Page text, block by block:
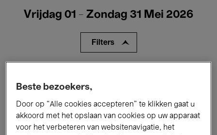
Vrijdag 01 - Zondag 31 Mei 2026
Filters
Performances Lezingen & Debatten
Beste bezoekers,
Door op “Alle cookies accepteren” te klikken gaat u
akkoord met het opslaan van cookies op uw apparaat
voor het verbeteren van websitenavigatie, het